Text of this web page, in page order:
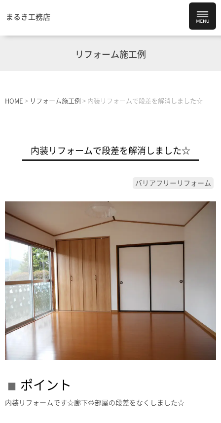
まるき工務店
リフォーム施工例
HOME > リフォーム施工例 > 内装リフォームで段差を解消しました☆
内装リフォームで段差を解消しました☆
バリアフリーリフォーム
ポイント
内装リフォームです☆廊下⇔部屋の段差をなくしました☆